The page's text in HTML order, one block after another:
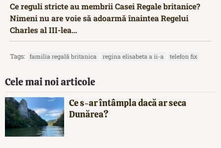
Ce reguli stricte au membrii Casei Regale britanice?
Nimeni nu are voie să adoarmă înaintea Regelui
Charles al III-lea…
Tags: familia regală britanica regina elisabeta a ii-a telefon fix
Cele mai noi articole
Ce s-ar întâmpla dacă ar seca
Dunărea?